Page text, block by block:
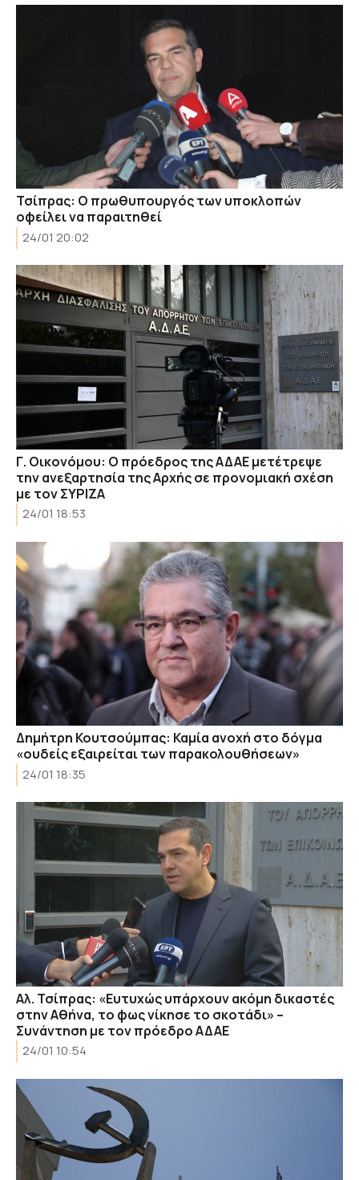
Τσίπρας: Ο πρωθυπουργός των υποκλοπών
οφείλει να παραιτηθεί
24/01 20:02
Γ. Οικονόμου: Ο πρόεδρος της ΑΔΑΕ μετέτρεψε
την ανεξαρτησία της Αρχής σε προνομιακή σχέση
με τον ΣΥΡΙΖΑ
24/01 18:53
Δημήτρη Κουτσούμπας: Καμία ανοχή στο δόγμα
«ουδείς εξαιρείται των παρακολουθήσεων»
24/01 18:35
Αλ. Τσίπρας: «Ευτυχώς υπάρχουν ακόμη δικαστές
στην Αθήνα, το φως νίκησε το σκοτάδι» –
Συνάντηση με τον πρόεδρο ΑΔΑΕ
24/01 10:54